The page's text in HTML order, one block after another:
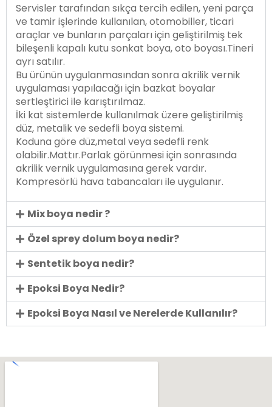
Servisler tarafından sıkça tercih edilen, yeni parça
ve tamir işlerinde kullanılan, otomobiller, ticari
araçlar ve bunların parçaları için geliştirilmiş tek
bileşenli kapalı kutu sonkat boya, oto boyası.Tineri
ayrı satılır.
Bu ürünün uygulanmasından sonra akrilik vernik
uygulaması yapılacağı için bazkat boyalar
sertleştirici ile karıştırılmaz.
İki kat sistemlerde kullanılmak üzere geliştirilmiş
düz, metalik ve sedefli boya sistemi.
Koduna göre düz,metal veya sedefli renk
olabilir.Mattır.Parlak görünmesi için sonrasında
akrilik vernik uygulamasına gerek vardır.
Kompresörlü hava tabancaları ile uygulanır.
Mix boya nedir ?
Özel sprey dolum boya nedir?
Sentetik boya nedir?
Epoksi Boya Nedir?
Epoksi Boya Nasıl ve Nerelerde Kullanılır?